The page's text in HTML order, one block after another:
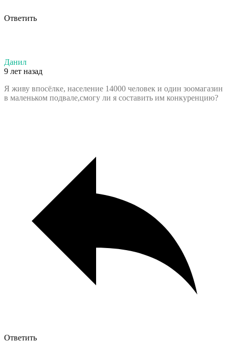
Ответить
Данил
9 лет назад
Я живу впосёлке, население 14000 человек и один зоомагазин
в маленьком подвале,смогу ли я составить им конкуренцию?
Ответить